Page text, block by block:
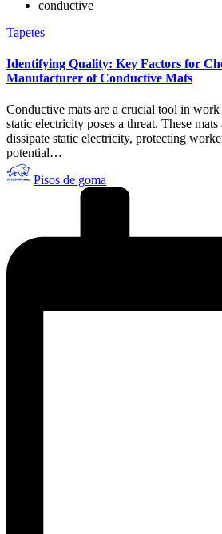
conductive
Publicado
Tapetes
Identifying Quality: Key Factors for
Manufacturer of Conductive Mats
Conductive mats are a crucial tool in
static electricity poses a threat. These
dissipate static electricity, protecting
potential…
Publicado
por
Pisos de goma